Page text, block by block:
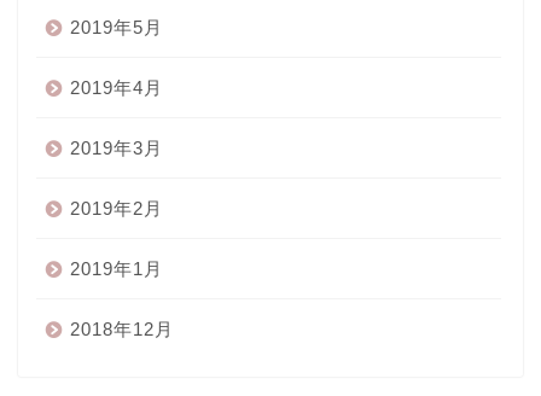
2019年5月
2019年4月
2019年3月
2019年2月
2019年1月
2018年12月